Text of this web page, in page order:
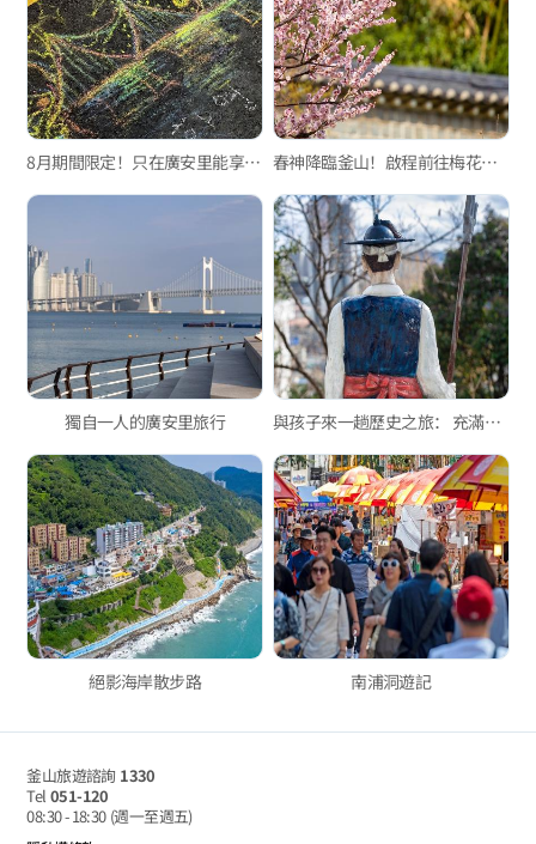
8月期間限定！只在廣安里能享受的特別活動 春神降臨釜山！啟程前往梅花景點～
獨自一人的廣安里旅行 與孩子來一趟歷史之旅： 充滿歷史的巷弄「釜山浦開港街道」
絕影海岸散步路 南浦洞遊記
釜山旅遊諮詢 1330
Tel 051-120
08:30 - 18:30 (週一至週五)